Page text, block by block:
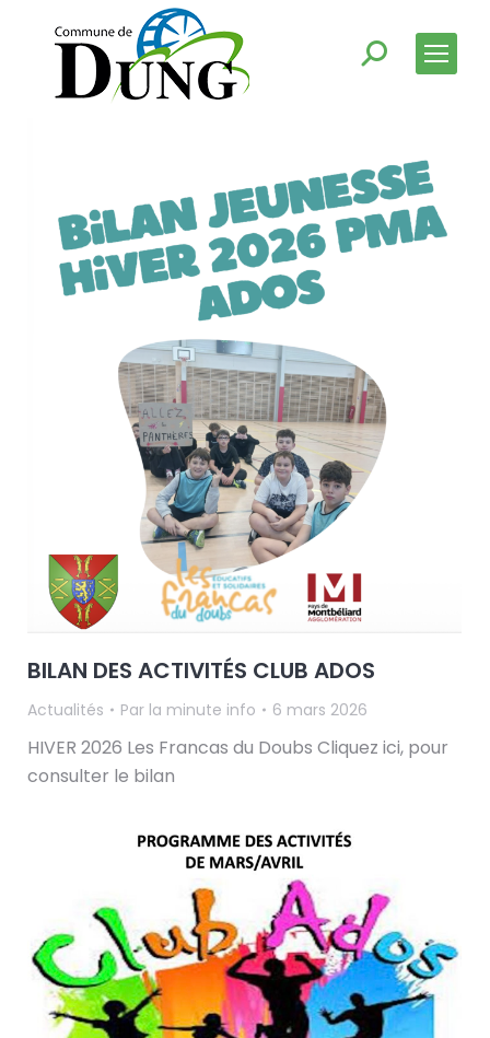
BILAN DES ACTIVITÉS CLUB ADOS
Actualités Par la minute info 6 mars 2026
HIVER 2026 Les Francas du Doubs Cliquez ici, pour
consulter le bilan